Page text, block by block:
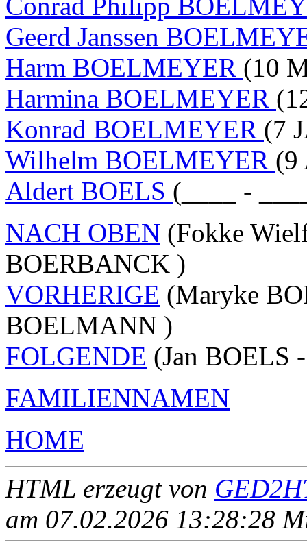
Geerd Janssen
Harm BOELMEYER (10
Harmina BOELMEYER
Konrad BOELMEYER (7
Wilhelm BOELMEYER (9
Aldert BOELS (____ -
NACH OBEN (Fokke
BOERBANCK )
VORHERIGE (Maryke
BOELMANN )
FOLGENDE (Jan BOELS
FAMILIENNAMEN
HOME
HTML erzeugt von
am 07.02.2026 13:28:28